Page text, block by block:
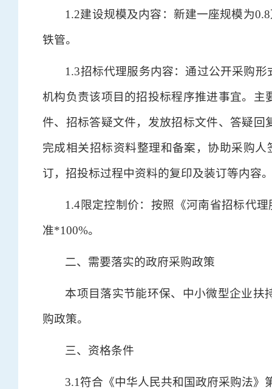
1.2建设规模及内容：新建一座规模为
铁管。
1.3招标代理服务内容：通过公开采购
机构负责该项目的招投标程序推进事宜。
件、招标答疑文件，发放招标文件、答疑
完成相关招标资料整理和备案，协助采购
订，招投标过程中资料的复印及装订等内容
1.4限定控制价：按照《河南省招标代
准*100%。
二、需要落实的政府采购政策
本项目落实节能环保、中小微型企业扶
购政策。
三、资格条件
3.1符合《中华人民共和国政府采购法》